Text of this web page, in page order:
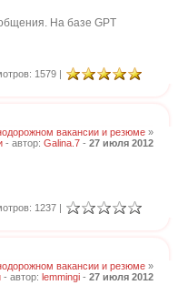
На базе GPT
1579 |
вакансии и резюме »
- автор: Galina.7 - 27 июля 2012
1237 |
вакансии и резюме »
- автор: lemmingi - 27 июля 2012